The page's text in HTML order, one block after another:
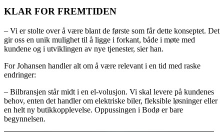
KLAR FOR FREMTIDEN
– Vi er stolte over å være blant de første som får dette konseptet. Det
gir oss en unik mulighet til å ligge i forkant, både i møte med
kundene og i utviklingen av nye tjenester, sier han.
For Johansen handler alt om å være relevant i en tid med raske
endringer:
– Bilbransjen står midt i en el-volusjon. Vi skal levere på kundenes
behov, enten det handler om elektriske biler, fleksible løsninger eller
en helt ny butikkopplevelse. Oppussingen i Bodø er bare
begynnelsen.